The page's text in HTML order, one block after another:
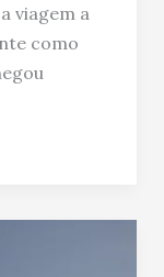
viagem a
como